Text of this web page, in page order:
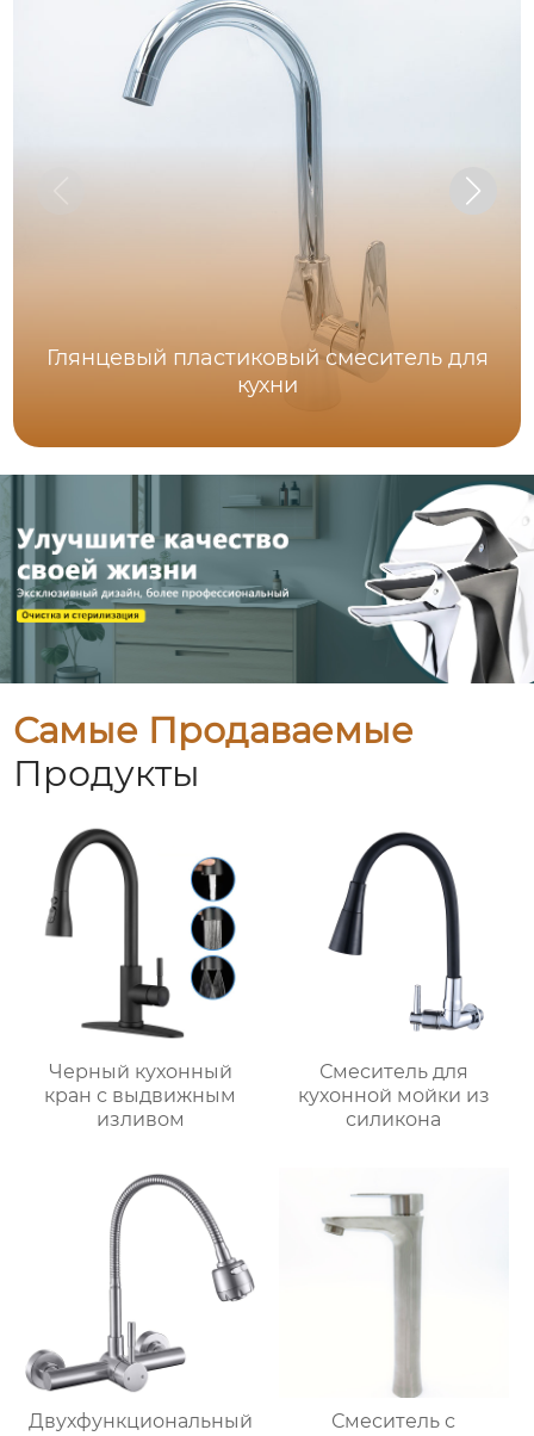
Глянцевый пластиковый смеситель для
кухни
Самые Продаваемые
Продукты
Черный кухонный
кран с выдвижным
изливом
Смеситель для
кухонной мойки из
силикона
Двухфункциональный
Смеситель с